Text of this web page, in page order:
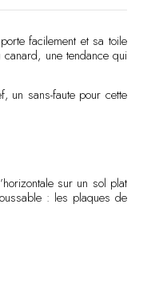
facilement et sa toile
une tendance qui
un sans-faute pour cette
sur un sol plat
: les plaques de